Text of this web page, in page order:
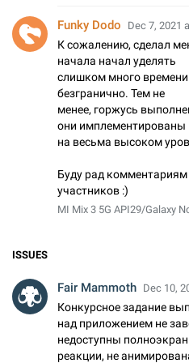
Funky Dodo Dec 7, 2021
К сожалению, сделал
начала начал уделять
слишком много
безгранично. Тем не
менее, горжусь
они имплементированы
на весьма высоком
Буду рад
участников :)
MI Mix 3 5G API29/Galaxy
ISSUES
Fair Mammoth Dec 10,
Конкурсное задание
над приложением не
недоступны
реакции, не